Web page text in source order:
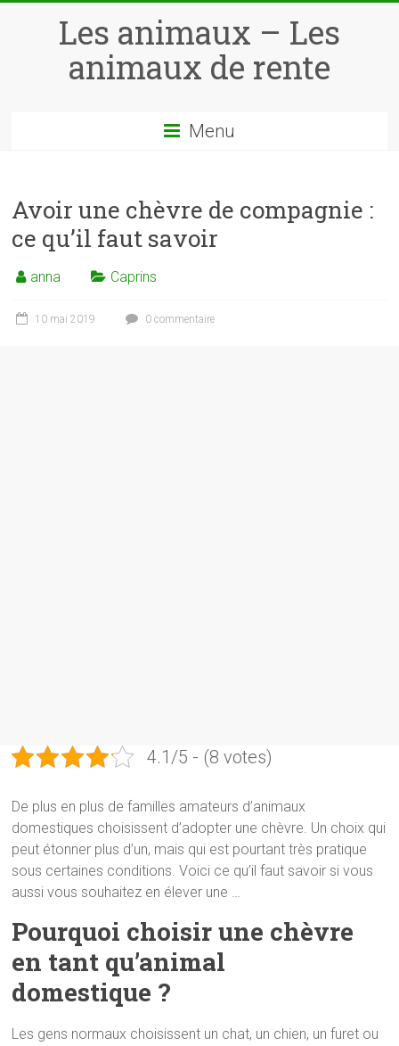
Les animaux – Les
animaux de rente
Menu
Avoir une chèvre de compagnie :
ce qu’il faut savoir
anna Caprins
10 mai 2019 0 commentaire
4.1/5 - (8 votes)
De plus en plus de familles amateurs d’animaux
domestiques choisissent d’adopter une chèvre. Un choix qui
peut étonner plus d’un, mais qui est pourtant très pratique
sous certaines conditions. Voici ce qu’il faut savoir si vous
aussi vous souhaitez en élever une …
Pourquoi choisir une chèvre
en tant qu’animal
domestique ?
Les gens normaux choisissent un chat, un chien, un furet ou